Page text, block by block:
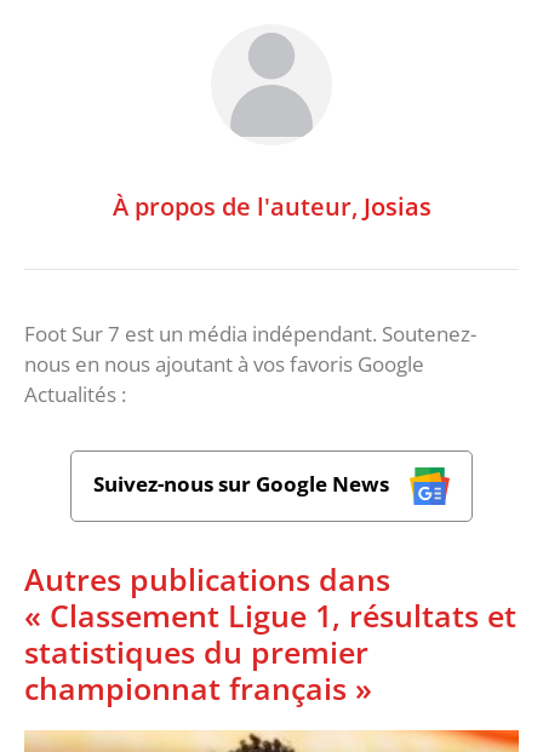
À propos de l'auteur, Josias
Foot Sur 7 est un média indépendant. Soutenez-
nous en nous ajoutant à vos favoris Google
Actualités :
Suivez-nous sur Google News
Autres publications dans
« Classement Ligue 1, résultats et
statistiques du premier
championnat français »